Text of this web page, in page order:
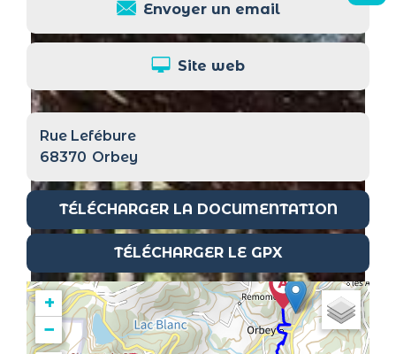
Envoyer un email
Site web
Rue Lefébure
68370 Orbey
TÉLÉCHARGER LA DOCUMENTATION
TÉLÉCHARGER LE GPX
+
−